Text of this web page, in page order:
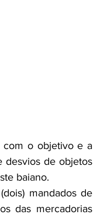
com o objetivo e a
desvios de objetos
baiano.
mandados de
das mercadorias